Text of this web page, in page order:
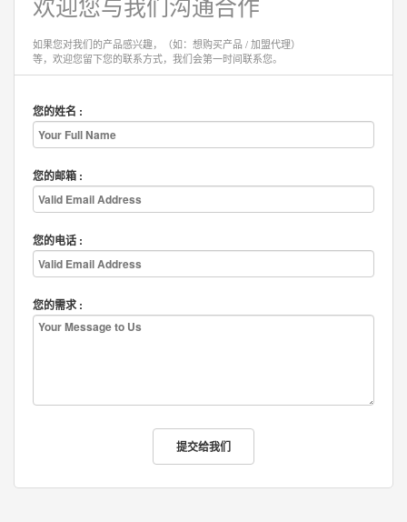
如果您对我们的产品感兴趣，（如：想购买产品 / 加盟代理）
等，欢迎您留下您的联系方式，我们会第一时间联系您。
您的姓名 :
您的邮箱 :
您的电话 :
您的需求 :